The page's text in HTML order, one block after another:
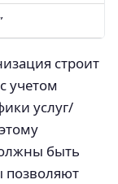
строит
учетом
услуг/
быть
позволяют